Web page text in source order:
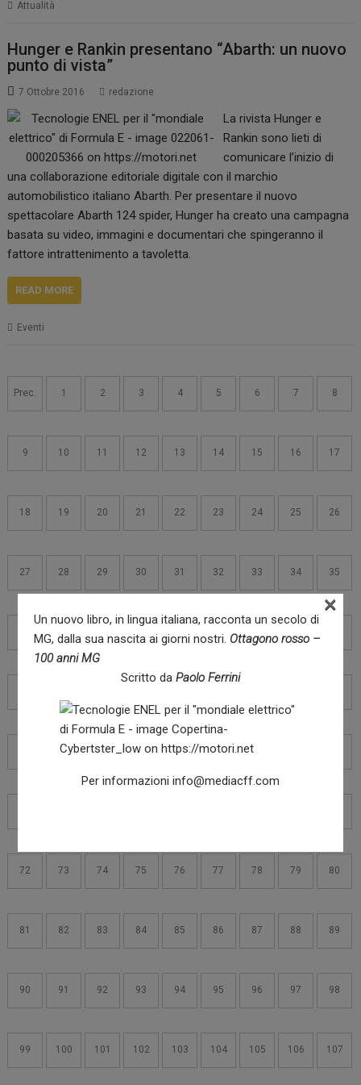
Attualità
Hunger e Rankin presentano “Abarth: un nuovo
punto di vista”
7 Ottobre 2016 redazione
La rivista Hunger e
Rankin sono lieti di
comunicare l’inizio di
una collaborazione editoriale digitale con il marchio
automobilistico italiano Abarth. Per presentare il nuovo
spettacolare Abarth 124 spider, Hunger ha creato una campagna
basata su video, immagini e documentari che spingeranno il
fattore intrattenimento a tavoletta.
READ MORE
Eventi
Navigazione
articoli
Prec. 1 2 3 4 5 6 7 8
9 10 11 12 13 14 15 16 17
18 19 20 21 22 23 24 25 26
27 28 29 30 31 32 33 34 35
55 56 57 58 59 60
72 73 74 75 76 77 78 79 80
81 82 83 84 85 86 87 88 89
90 91 92 93 94 95 96 97 98
99 100 101 102 103 104 105 106 107
Un nuovo libro, in lingua italiana, racconta un secolo di
MG, dalla sua nascita ai giorni nostri. Ottagono rosso –
100 anni MG
Scritto da Paolo Ferrini
Per informazioni info@mediacff.com
×